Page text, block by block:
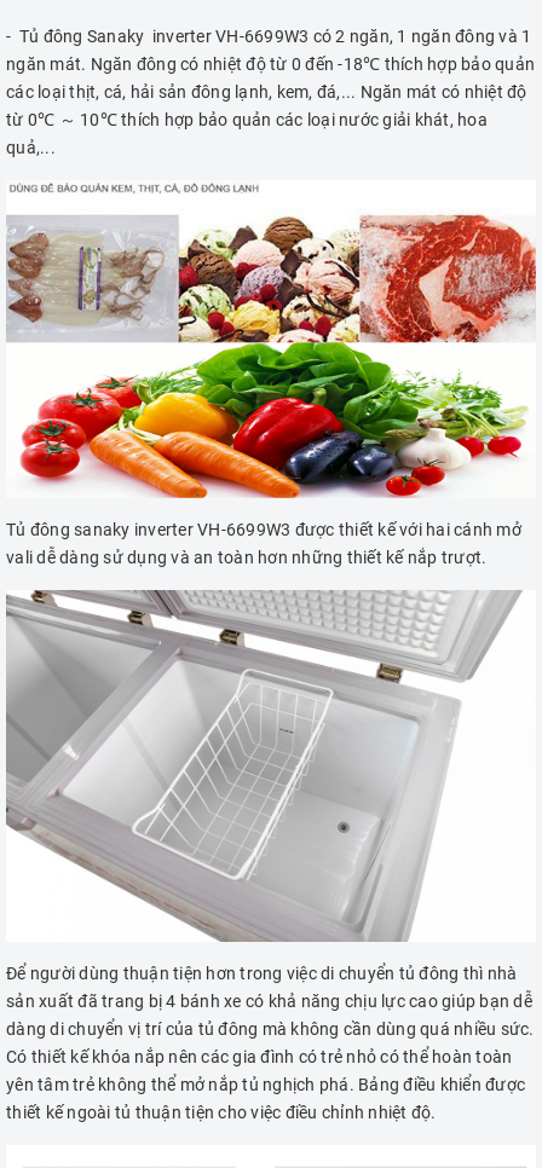
- Tủ đông Sanaky inverter VH-6699W3 có 2 ngăn, 1 ngăn đông và 1
ngăn mát. Ngăn đông có nhiệt độ từ 0 đến -18℃ thích hợp bảo quản
các loại thịt, cá, hải sản đông lạnh, kem, đá,... Ngăn mát có nhiệt độ
từ 0℃ ～ 10℃ thích hợp bảo quản các loại nước giải khát, hoa
quả,...
Tủ đông sanaky inverter VH-6699W3 được thiết kế với hai cánh mở
vali dễ dàng sử dụng và an toàn hơn những thiết kế nắp trượt.
Để người dùng thuận tiện hơn trong việc di chuyển tủ đông thì nhà
sản xuất đã trang bị 4 bánh xe có khả năng chịu lực cao giúp bạn dễ
dàng di chuyển vị trí của tủ đông mà không cần dùng quá nhiều sức.
Có thiết kế khóa nắp nên các gia đình có trẻ nhỏ có thể hoàn toàn
yên tâm trẻ không thể mở nắp tủ nghịch phá. Bảng điều khiển được
thiết kế ngoài tủ thuận tiện cho việc điều chỉnh nhiệt độ.